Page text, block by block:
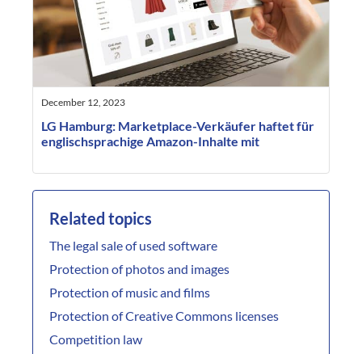
December 12, 2023
LG Hamburg: Marketplace-Verkäufer haftet für
englischsprachige Amazon-Inhalte mit
Related topics
The legal sale of used software
Protection of photos and images
Protection of music and films
Protection of Creative Commons licenses
Competition law